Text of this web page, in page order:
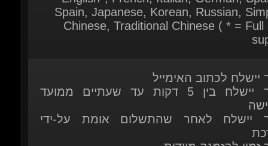
יישלח לכתוב האימייל
המוצר יישלח בין 5 דקות עד שעתיים ממועד
זמין להזמנה מיידית
נוספות אתם מוזמנים לפנות אלינו בצ'אט
איתנו קשר דרך דף הקשר שלנו.כאן